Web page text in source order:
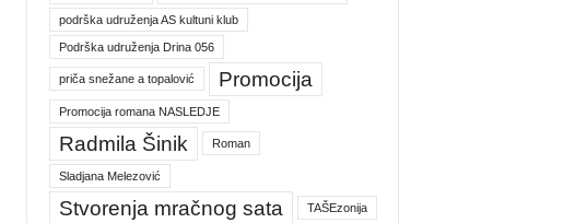
podrška udruženja AS kultuni klub
Podrška udruženja Drina 056
priča snežane a topalović Promocija
Promocija romana NASLEDJE
Radmila Šinik Roman
Sladjana Melezović
Stvorenja mračnog sata TAŠEzonija